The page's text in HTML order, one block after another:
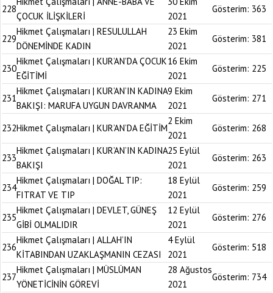
228
ÇOCUK İLİŞKİLERİ
2021
Gösterim: 363
229
Hikmet Çalışmaları | RESULULLAH
DÖNEMİNDE KADIN
23 Ekim
2021
Gösterim: 381
230
Hikmet Çalışmaları | KUR’AN’DA ÇOCUK
EĞİTİMİ
16 Ekim
2021
Gösterim: 225
231
Hikmet Çalışmaları | KUR’AN’IN KADINA
BAKIŞI: MARUFA UYGUN DAVRANMA
9 Ekim
2021
Gösterim: 271
232Hikmet Çalışmaları | KUR’AN’DA EĞİTİM
2 Ekim
2021
Gösterim: 268
233
Hikmet Çalışmaları | KUR’AN’IN KADINA
BAKIŞI
25 Eylül
2021
Gösterim: 263
234
Hikmet Çalışmaları | DOĞAL TIP:
FITRAT VE TIP
18 Eylül
2021
Gösterim: 259
235
Hikmet Çalışmaları | DEVLET, GÜNEŞ
GİBİ OLMALIDIR
12 Eylül
2021
Gösterim: 276
236
Hikmet Çalışmaları | ALLAH’IN
KİTABINDAN UZAKLAŞMANIN CEZASI
4 Eylül
2021
Gösterim: 518
237
Hikmet Çalışmaları | MÜSLÜMAN
YÖNETİCİNİN GÖREVİ
28 Ağustos
2021
Gösterim: 734